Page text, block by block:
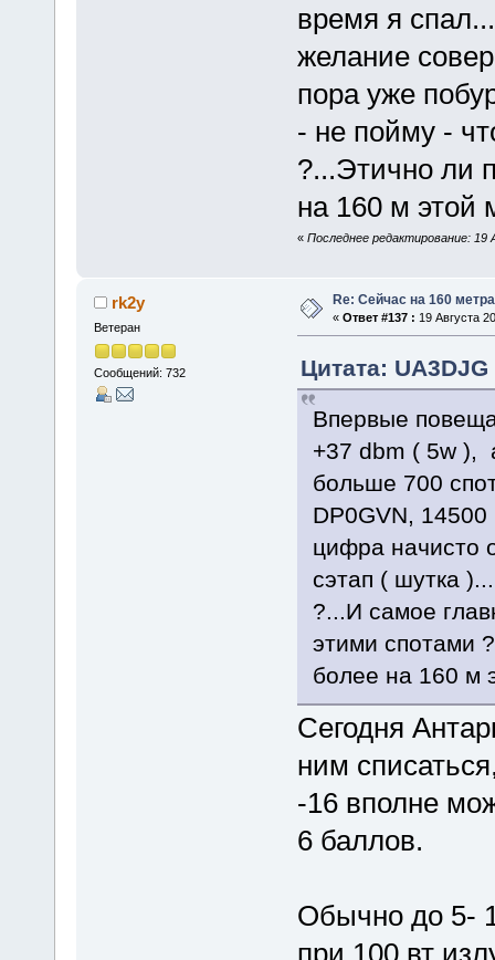
время я
желание
пора уже
- не пойму -
?...Этично ли
на 160 м этой
« Последнее редактирование: 19
rk2y
Ветеран
Сообщений: 732
Re: Сейчас на 160
« Ответ #137 : 19 Августа
Цитата:
Впервые
+37 dbm ( 5w ),
больше 700
DP0GVN,
цифра начисто
сэтап ( шутка
?...И самое
этими спотами
более на 160 м
Сегодня
ним
-16 вполне
6 баллов.
Обычно до 5-